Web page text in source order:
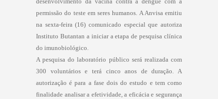
permissão do teste em seres humanos. A Anvisa emitiu
na sexta-feira (16) comunicado especial que autoriza
Instituto Butantan a iniciar a etapa de pesquisa clínica
do imunobiológico.
A pesquisa do laboratório público será realizada com
300 voluntários e terá cinco anos de duração. A
autorização é para a fase dois do estudo e tem como
finalidade analisar a efetividade, a eficácia e segurança